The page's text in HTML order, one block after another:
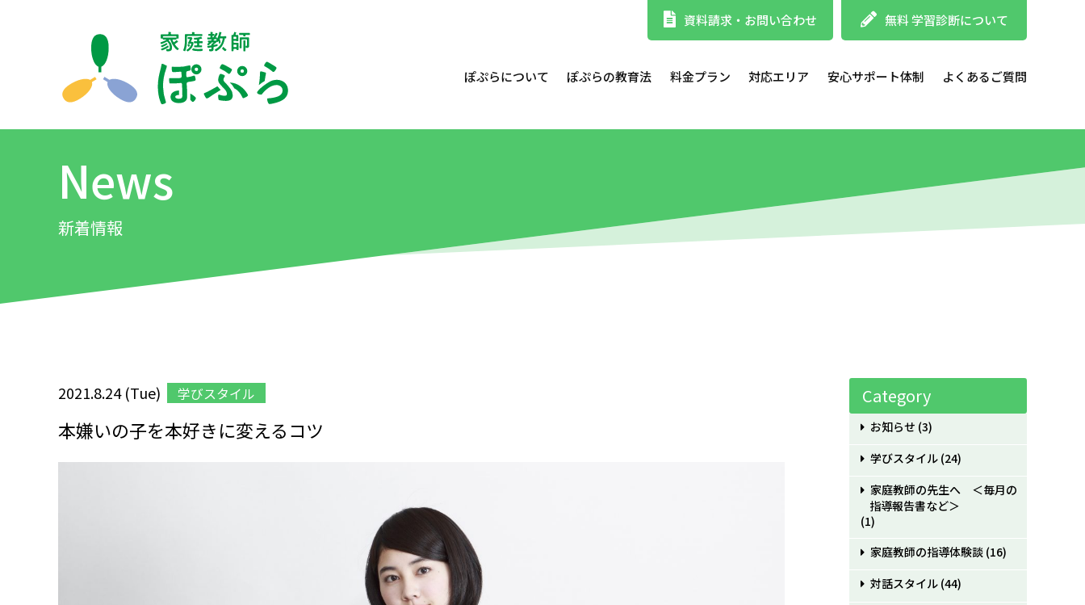
資料請求・お問い合わせ 無料 学習診断について
ぽぷらについて ぽぷらの教育法 料金プラン 対応エリア 安心サポート体制 よくあるご質問
News
新着情報
2021.8.24 (Tue) 学びスタイル
本嫌いの子を本好きに変えるコツ
Category
お知らせ (3)
学びスタイル (24)
家庭教師の先生へ ＜毎月の
指導報告書など＞
(1)
家庭教師の指導体験談 (16)
対話スタイル (44)